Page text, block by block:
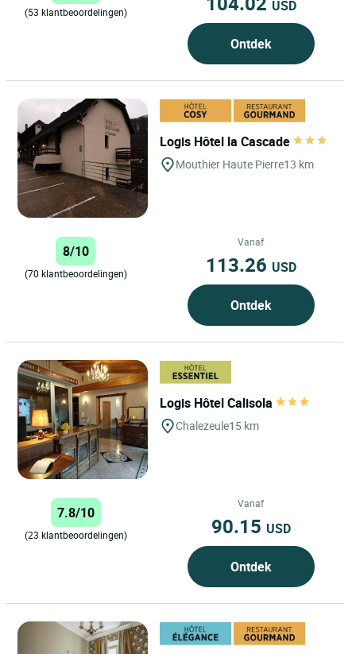
(53 klantbeoordelingen) USD
Ontdek
Logis Hôtel la Cascade
Mouthier Haute Pierre13 km
8/10
(70 klantbeoordelingen)
Vanaf
113.26 USD
Ontdek
Logis Hôtel Calisola
Chalezeule15 km
7.8/10
(23 klantbeoordelingen)
Vanaf
90.15 USD
Ontdek